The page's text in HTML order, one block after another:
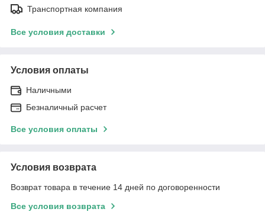
Транспортная компания
Все условия доставки
Условия оплаты
Наличными
Безналичный расчет
Все условия оплаты
Условия возврата
Возврат товара в течение 14 дней по договоренности
Все условия возврата